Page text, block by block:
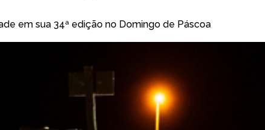
em sua 34ª edição no Domingo de Páscoa